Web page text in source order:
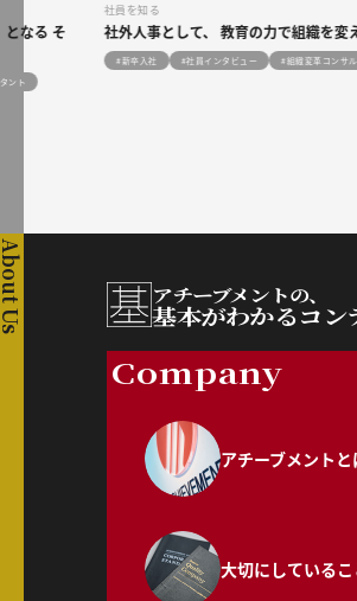
となる そ
ント
社員を知る
社外人事として、 教育の力で組織を変
#新卒入社 #社員インタビュー #組織変革コンサ
Us アチーブメントの、
基本がわかるコン
Company
アチーブメントと
大切にしているこ